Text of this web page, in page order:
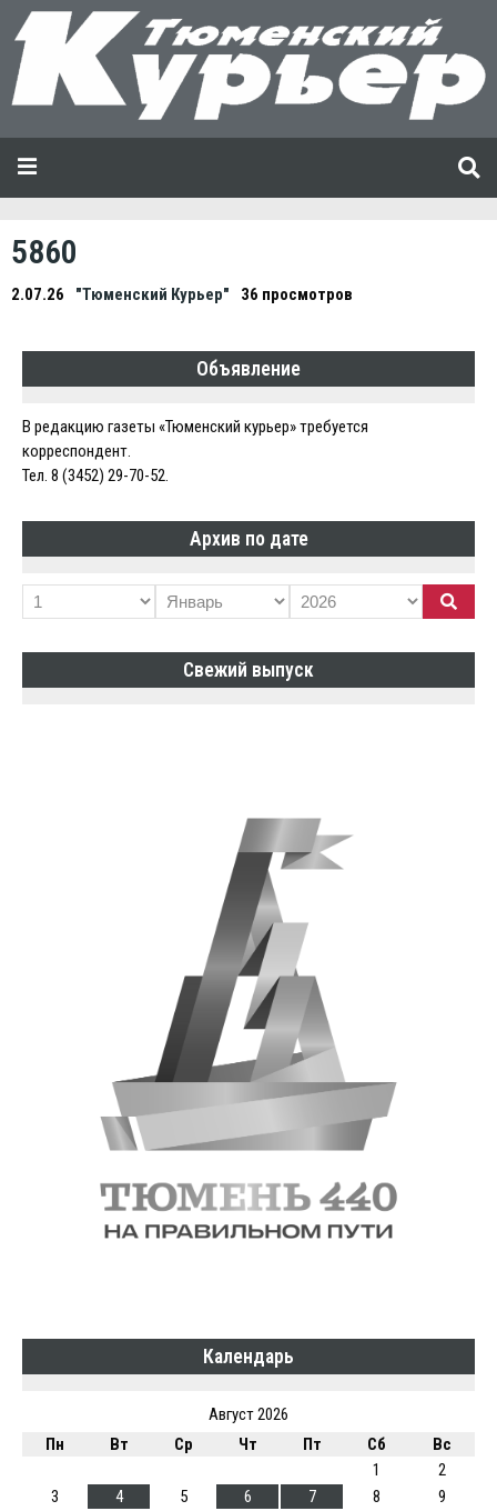
5860
2.07.26 "Тюменский Курьер" 36 просмотров
Объявление
В редакцию газеты «Тюменский курьер» требуется
корреспондент.
Тел. 8 (3452) 29-70-52.
Архив по дате
Свежий выпуск
Календарь
Август 2026
Пн
Вт Ср Чт Пт Сб
Вс
1
2
3
4 5 6 7 8
9